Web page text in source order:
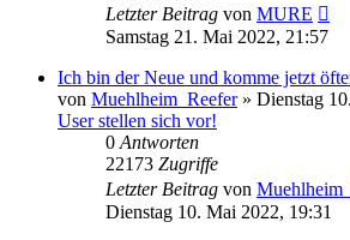
Letzter Beitrag von MURE
Samstag 21. Mai 2022, 21:57
Ich bin der Neue und komme jetzt
von Muehlheim_Reefer» Dienstag
User stellen sich vor!
0 Antworten
22173 Zugriffe
Letzter Beitrag von
Dienstag 10. Mai 2022, 19:31